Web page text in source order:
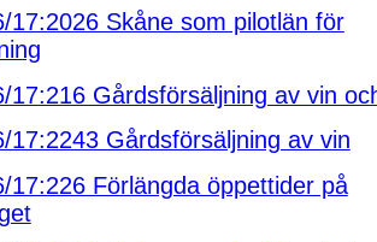
17:2026 Skåne som pilotlän för
17:216 Gårdsförsäljning av vin
17:2243 Gårdsförsäljning av vin
17:226 Förlängda öppettider på